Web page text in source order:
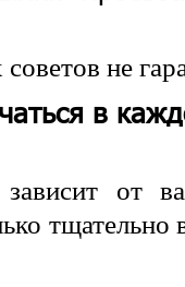
не
в
от